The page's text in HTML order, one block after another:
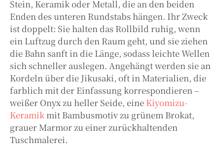
Stein, Keramik oder Metall, die an den beiden
Enden des unteren Rundstabs hängen. Ihr Zweck
ist doppelt: Sie halten das Rollbild ruhig, wenn
ein Luftzug durch den Raum geht, und sie ziehen
die Bahn sanft in die Länge, sodass leichte Wellen
sich schneller auslegen. Angehängt werden sie an
Kordeln über die Jikusaki, oft in Materialien, die
farblich mit der Einfassung korrespondieren –
weißer Onyx zu heller Seide, eine Kiyomizu-
Keramik mit Bambusmotiv zu grünem Brokat,
grauer Marmor zu einer zurückhaltenden
Tuschmalerei.